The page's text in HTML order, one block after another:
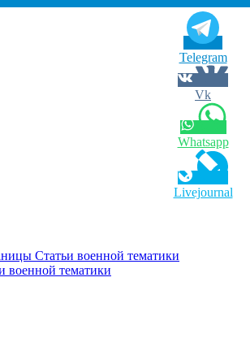
Telegram
Vk
Whatsapp
Livejournal
Статьи военной тематики
военной тематики